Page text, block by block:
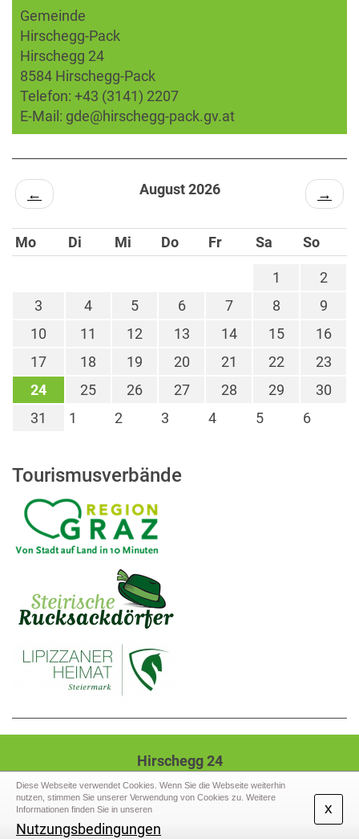
Diese Webseite verwendet Cookies. Wenn Sie die Webseite weiterhin
nutzen, stimmen Sie unserer Verwendung von Cookies zu. Weitere
Informationen finden Sie in unseren
Nutzungsbedingungen
x
Gemeinde
Hirschegg-Pack
Hirschegg 24
8584 Hirschegg-Pack
Telefon: +43 (3141) 2207
E-Mail: gde@hirschegg-pack.gv.at
← August 2026 →
Mo Di Mi Do Fr Sa So
1
2
3
4 5 6 7 8
9
10
11 12 13 14 15
16
17
18 19 20 21 22
23
24
25 26 27 28 29
30
31
1 2 3 4 5 6
Tourismusverbände
Hirschegg 24
8584 Hirschegg-Pack
Tel.: +43 (3141) 2207, Mail: gde@hirschegg-